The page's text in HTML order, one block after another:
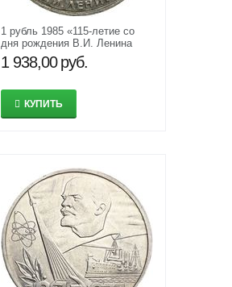
1 рубль 1985 «115-летие со
дня рождения В.И. Ленина
1870-1924» XF-AU
1 938,00 руб.
КУПИТЬ